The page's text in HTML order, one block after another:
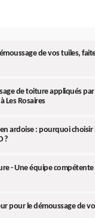
de vos tuiles,
de toiture appliqués par
Les Rosaires
ardoise : pourquoi choisir
?
- Une équipe
pour le démoussage de